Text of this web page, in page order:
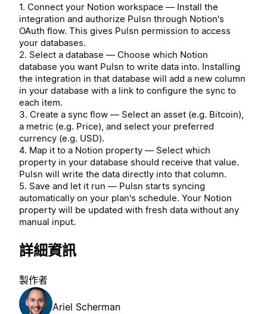
1. Connect your Notion workspace — Install the
integration and authorize Pulsn through Notion's
OAuth flow. This gives Pulsn permission to access
your databases.
2. Select a database — Choose which Notion
database you want Pulsn to write data into. Installing
the integration in that database will add a new column
in your database with a link to configure the sync to
each item.
3. Create a sync flow — Select an asset (e.g. Bitcoin),
a metric (e.g. Price), and select your preferred
currency (e.g. USD).
4. Map it to a Notion property — Select which
property in your database should receive that value.
Pulsn will write the data directly into that column.
5. Save and let it run — Pulsn starts syncing
automatically on your plan's schedule. Your Notion
property will be updated with fresh data without any
manual input.
詳細資訊
製作者
Ariel Scherman